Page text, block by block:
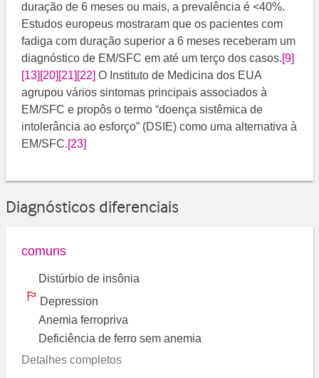
duração de 6 meses ou mais, a prevalência é <40%.
Estudos europeus mostraram que os pacientes com
fadiga com duração superior a 6 meses receberam um
diagnóstico de EM/SFC em até um terço dos casos.[9]
[13] [20] [21] [22] ​ O Instituto de Medicina dos EUA
agrupou vários sintomas principais associados à
EM/SFC e propôs o termo “doença sistêmica de
intolerância ao esforço” (DSIE) como uma alternativa à
EM/SFC.[23]
Diagnósticos diferenciais
comuns
Distúrbio de insônia
Depression
Anemia ferropriva
Deficiência de ferro sem anemia
Detalhes completos